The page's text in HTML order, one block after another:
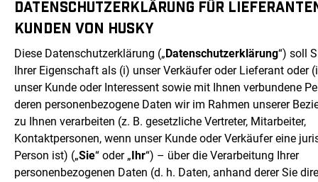
DATENSCHUTZERKLÄRUNG FÜR
KUNDEN VON HUSKY
Diese Datenschutzerklärung („Datenschutzerklärung“) soll
Ihrer Eigenschaft als (i) unser Verkäufer oder Lieferant oder
unser Kunde oder Interessent sowie mit Ihnen verbundene
deren personenbezogene Daten wir im Rahmen unserer
zu Ihnen verarbeiten (z. B. gesetzliche Vertreter, Mitarbeiter,
Kontaktpersonen, wenn unser Kunde oder Verkäufer eine
Person ist) („Sie“ oder „Ihr“) – über die Verarbeitung Ihrer
personenbezogenen Daten (d. h. Daten, anhand derer Sie